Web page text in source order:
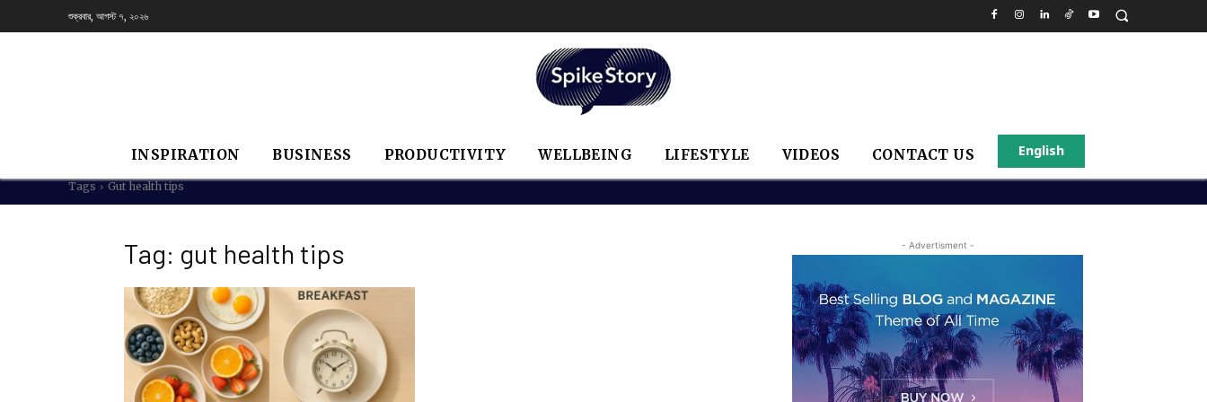
শুক্রবার, আগস্ট ৭, ২০২৬
INSPIRATION BUSINESS PRODUCTIVITY WELLBEING LIFESTYLE VIDEOS CONTACT US English
Tags Gut health tips
Tag: gut health tips - Advertisment -